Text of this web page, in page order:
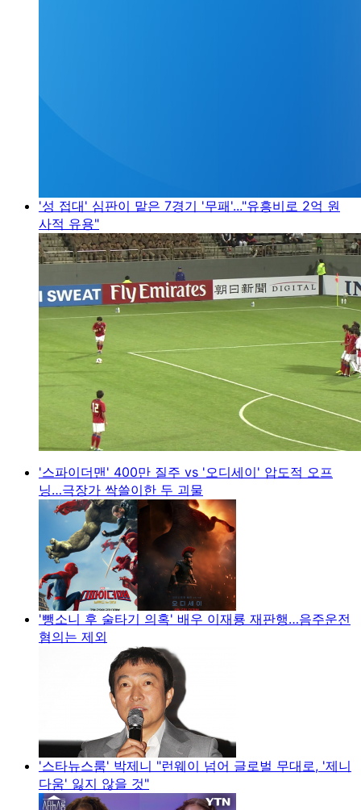
'성 접대' 심판이 맡은 7경기 '무패'..."유흥비로 2억 원
사적 유용"
'스파이더맨' 400만 질주 vs '오디세이' 압도적 오프
닝…극장가 싹쓸이한 두 괴물
'뺑소니 후 술타기 의혹' 배우 이재룡 재판행…음주운전
혐의는 제외
'스타뉴스룸' 박제니 "런웨이 넘어 글로벌 무대로, '제니
다움' 잃지 않을 것"